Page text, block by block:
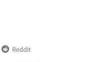
Reddit